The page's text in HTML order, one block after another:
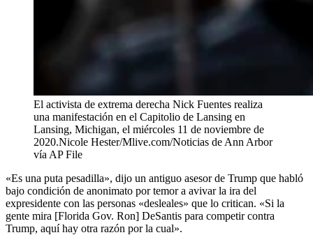
El activista de extrema derecha Nick Fuentes realiza
una manifestación en el Capitolio de Lansing en
Lansing, Michigan, el miércoles 11 de noviembre de
2020.Nicole Hester/Mlive.com/Noticias de Ann Arbor
vía AP File
«Es una puta pesadilla», dijo un antiguo asesor de Trump que habló
bajo condición de anonimato por temor a avivar la ira del
expresidente con las personas «desleales» que lo critican. «Si la
gente mira [Florida Gov. Ron] DeSantis para competir contra
Trump, aquí hay otra razón por la cual».